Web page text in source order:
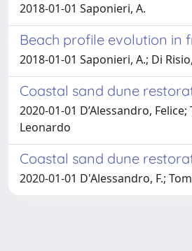
2018-01-01 Saponieri, A.
Beach profile evolution in
2018-01-01 Saponieri, A.; Di
Coastal sand dune
2020-01-01 D’Alessandro,
Leonardo
Coastal sand dune
2020-01-01 D'Alessandro, F.;